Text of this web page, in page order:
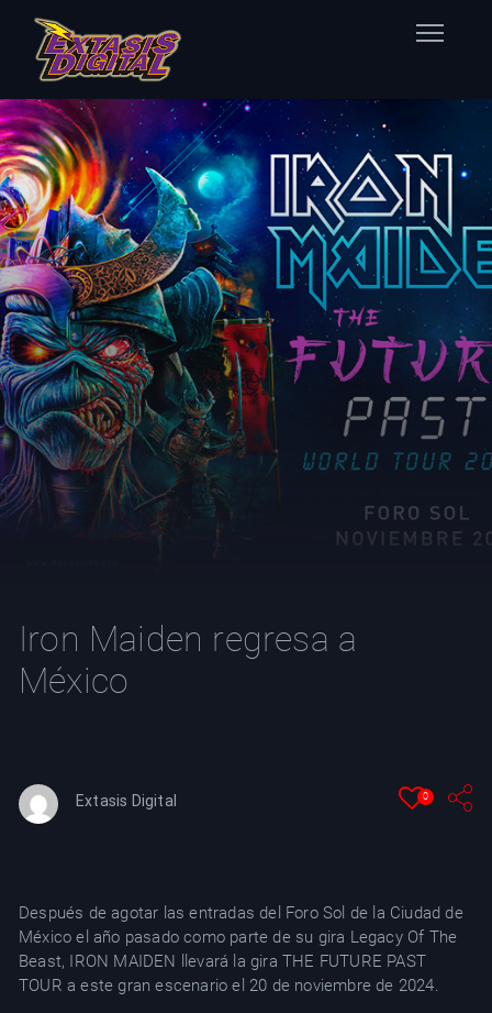
Home
Nuestras Estaciones
Datos Éxtasis
Contacto
FB
TW
IG
YT
Iron Maiden regresa a
México
Extasis Digital 0
Después de agotar las entradas del Foro Sol de la Ciudad de
México el año pasado como parte de su gira Legacy Of The
Beast, IRON MAIDEN llevará la gira THE FUTURE PAST
TOUR a este gran escenario el 20 de noviembre de 2024.